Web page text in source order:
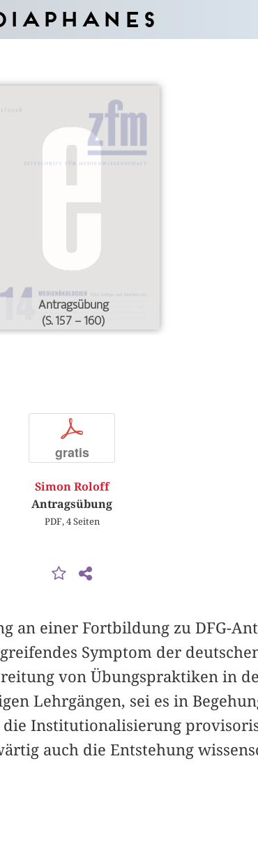
Antragsübung
(S. 157 – 160)
p
gratis
Simon Roloff
Antragsübung
PDF, 4 Seiten
an einer Fortbildung zu DFG-
Symptom der
von Übungspraktiken in
Lehrgängen, sei es in
die Institutionalisierung
auch die Entstehung